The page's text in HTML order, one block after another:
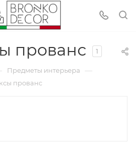
прованс 1
Предметы интерьера —
прованс